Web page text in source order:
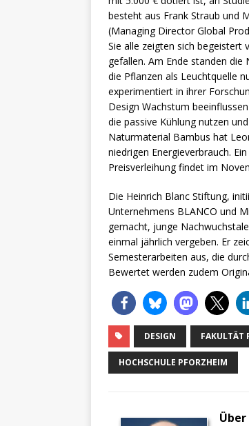
besteht aus Frank Straub und
(Managing Director Global
Sie alle zeigten sich begeistert
gefallen. Am Ende standen
die Pflanzen als Leuchtquelle
experimentiert in ihrer
Design Wachstum
die passive Kühlung nutzen
Naturmaterial Bambus hat
niedrigen Energieverbrauch.
Preisverleihung findet im
Die Heinrich Blanc Stiftung,
Unternehmens BLANCO und
gemacht, junge
einmal jährlich vergeben. Er
Semesterarbeiten aus, die
Bewertet werden zudem
DESIGN FAKULTÄT
HOCHSCHULE PFORZHEIM